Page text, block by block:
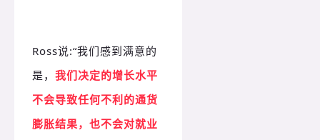
Ross说:“我们感到满意的
是， 我们决定的增长水平
不会导致任何不利的通货
膨胀结果，也不会对就业